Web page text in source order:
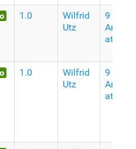
1.0
Wilfrid
Utz
9
Anos
atrás
1.0
Wilfrid
Utz
9
Anos
atrás